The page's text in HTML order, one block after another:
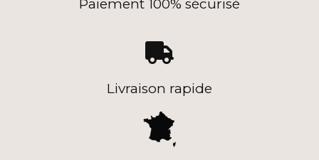
Paiement 100% sécurisé

Livraison rapide